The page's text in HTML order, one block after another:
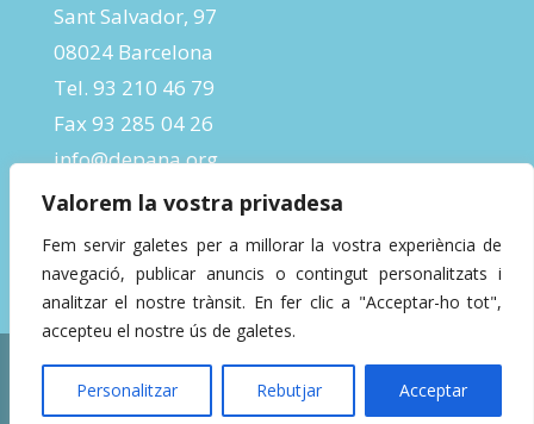
Valorem la vostra privadesa
Fem servir galetes per a millorar la vostra experiència de
navegació, publicar anuncis o contingut personalitzats i
analitzar el nostre trànsit. En fer clic a "Acceptar-ho tot",
accepteu el nostre ús de galetes.
Personalitzar Rebutjar Acceptar
Sant Salvador, 97
08024 Barcelona
Tel. 93 210 46 79
Fax 93 285 04 26
info@depana.org
Designed byInBeta Crafts| Powered by
WordPress